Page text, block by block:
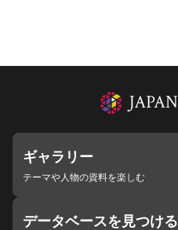
ギャラリー
テーマや人物の資料を楽しむ
データベースを見つける